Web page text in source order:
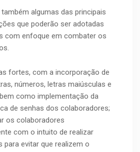
algumas das principais
que poderão ser adotadas
com enfoque em combater os
fortes, com a incorporação de
números, letras maiúsculas e
como implementação da
de senhas dos colaboradores;
os colaboradores
com o intuito de realizar
para evitar que realizem o